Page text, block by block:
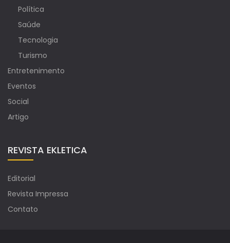
Política
Saúde
Tecnologia
Turismo
Entretenimento
Eventos
Social
Artigo
REVISTA EKLETICA
Editorial
Revista Impressa
Contato